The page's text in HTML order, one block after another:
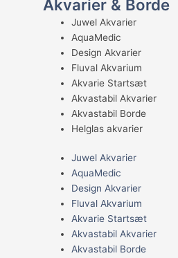
Akvarier & Borde
Juwel Akvarier
AquaMedic
Design Akvarier
Fluval Akvarium
Akvarie Startsæt
Akvastabil Akvarier
Akvastabil Borde
Helglas akvarier
Juwel Akvarier
AquaMedic
Design Akvarier
Fluval Akvarium
Akvarie Startsæt
Akvastabil Akvarier
Akvastabil Borde